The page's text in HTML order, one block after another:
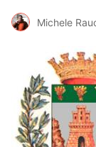
Michele